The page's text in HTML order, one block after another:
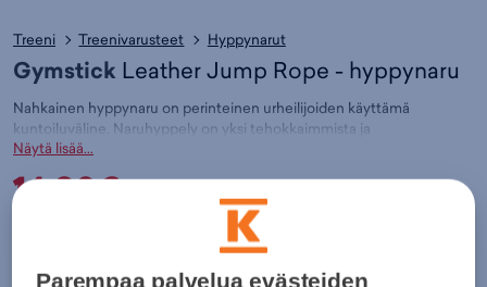
Treeni Treenivarusteet Hyppynarut
Gymstick Leather Jump Rope - hyppynaru
Nahkainen hyppynaru on perinteinen urheilijoiden käyttämä
kuntoiluväline. Naruhyppely on yksi tehokkaimmista ja
yksinkertaisimmista aerobisista harjoittelumuodoista. Hyppynaru on
erinomaisen pyörivyyden. Käsikahvat ovat pinnoitettu pehmusteella,
jonka avulla harjoittelusta tulee miellyttävää. Sisältää: Nahkaisen
hyppynarun (pituus 275cm). Väri: musta
Näytä lisää...
14,90€
Parempaa palvelua evästeiden